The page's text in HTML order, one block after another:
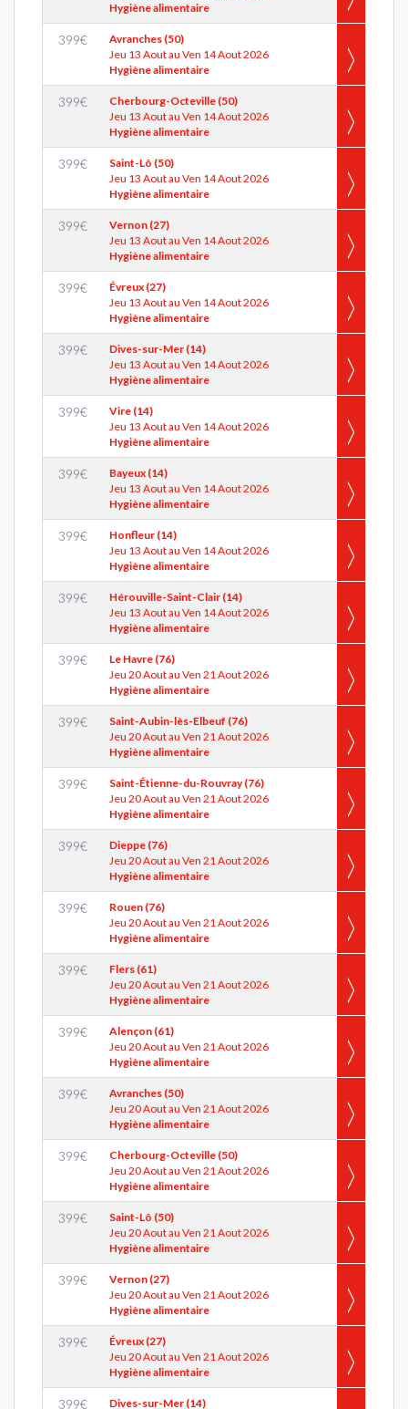
Hygiène alimentaire
399€
Avranches (50)
Jeu 13 Aout au Ven 14 Aout 2026
Hygiène alimentaire
399€
Cherbourg-Octeville (50)
Jeu 13 Aout au Ven 14 Aout 2026
Hygiène alimentaire
399€
Saint-Lô (50)
Jeu 13 Aout au Ven 14 Aout 2026
Hygiène alimentaire
399€
Vernon (27)
Jeu 13 Aout au Ven 14 Aout 2026
Hygiène alimentaire
399€
Évreux (27)
Jeu 13 Aout au Ven 14 Aout 2026
Hygiène alimentaire
399€
Dives-sur-Mer (14)
Jeu 13 Aout au Ven 14 Aout 2026
Hygiène alimentaire
399€
Vire (14)
Jeu 13 Aout au Ven 14 Aout 2026
Hygiène alimentaire
399€
Bayeux (14)
Jeu 13 Aout au Ven 14 Aout 2026
Hygiène alimentaire
399€
Honfleur (14)
Jeu 13 Aout au Ven 14 Aout 2026
Hygiène alimentaire
399€
Hérouville-Saint-Clair (14)
Jeu 13 Aout au Ven 14 Aout 2026
Hygiène alimentaire
399€
Le Havre (76)
Jeu 20 Aout au Ven 21 Aout 2026
Hygiène alimentaire
399€
Saint-Aubin-lès-Elbeuf (76)
Jeu 20 Aout au Ven 21 Aout 2026
Hygiène alimentaire
399€
Saint-Étienne-du-Rouvray (76)
Jeu 20 Aout au Ven 21 Aout 2026
Hygiène alimentaire
399€
Dieppe (76)
Jeu 20 Aout au Ven 21 Aout 2026
Hygiène alimentaire
399€
Rouen (76)
Jeu 20 Aout au Ven 21 Aout 2026
Hygiène alimentaire
399€
Flers (61)
Jeu 20 Aout au Ven 21 Aout 2026
Hygiène alimentaire
399€
Alençon (61)
Jeu 20 Aout au Ven 21 Aout 2026
Hygiène alimentaire
399€
Avranches (50)
Jeu 20 Aout au Ven 21 Aout 2026
Hygiène alimentaire
399€
Cherbourg-Octeville (50)
Jeu 20 Aout au Ven 21 Aout 2026
Hygiène alimentaire
399€
Saint-Lô (50)
Jeu 20 Aout au Ven 21 Aout 2026
Hygiène alimentaire
399€
Vernon (27)
Jeu 20 Aout au Ven 21 Aout 2026
Hygiène alimentaire
399€
Évreux (27)
Jeu 20 Aout au Ven 21 Aout 2026
Hygiène alimentaire
399€ Dives-sur-Mer (14)